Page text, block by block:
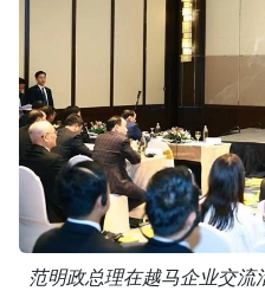
范明政总理在越马企业交